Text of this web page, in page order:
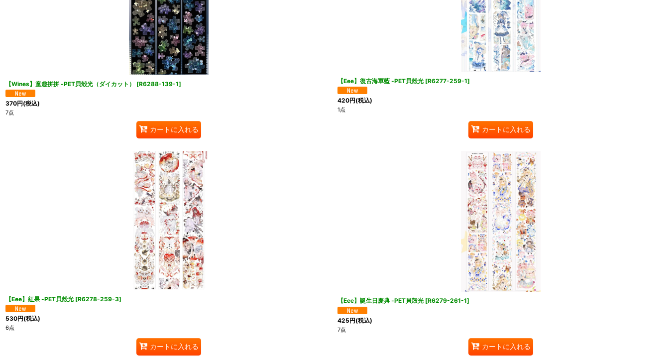
【Wines】童趣拼拼 -PET貝殻光（ダイカット） [R6288-139-1]
370円(税込)
7点
カートに入れる
【Eee】復古海軍藍 -PET貝殻光 [R6277-259-1]
420円(税込)
1点
カートに入れる
【Eee】紅果 -PET貝殻光 [R6278-259-3]
530円(税込)
6点
カートに入れる
【Eee】誕生日慶典 -PET貝殻光 [R6279-261-1]
425円(税込)
7点
カートに入れる